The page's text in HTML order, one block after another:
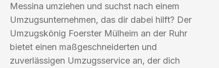
Messina umziehen und suchst nach einem
Umzugsunternehmen, das dir dabei hilft? Der
Umzugskönig Foerster Mülheim an der Ruhr
bietet einen maßgeschneiderten und
zuverlässigen Umzugsservice an, der dich